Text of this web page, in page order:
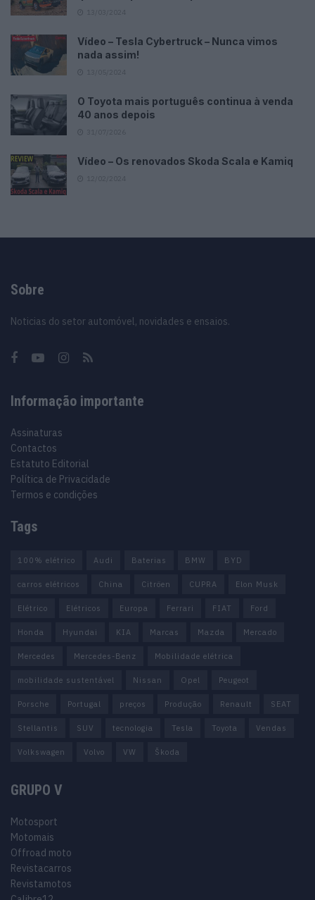
Vídeo – Tesla Cybertruck – Nunca vimos
nada assim!
O Toyota mais português continua à venda
40 anos depois
Vídeo – Os renovados Skoda Scala e Kamiq
Sobre
Noticias do setor automóvel, novidades e ensaios.
Informação importante
Assinaturas
Contactos
Estatuto Editorial
Política de Privacidade
Termos e condições
Tags
100% elétrico Audi Baterias BMW BYD
carros elétricos China Citröen CUPRA Elon Musk
Elétrico Elétricos Europa Ferrari FIAT Ford
Honda Hyundai KIA Marcas Mazda Mercado
Mercedes Mercedes-Benz Mobilidade elétrica
mobilidade sustentável Nissan Opel Peugeot
Porsche Portugal preços Produção Renault SEAT
Stellantis SUV tecnologia Tesla Toyota Vendas
Volkswagen Volvo VW Škoda
GRUPO V
Motosport
Motomais
Offroad moto
Revistacarros
Revistamotos